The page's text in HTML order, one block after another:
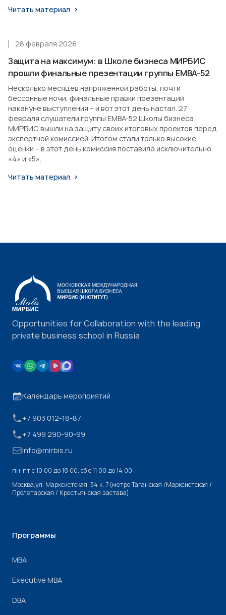
Читать материал
Защита на максимум: в Школе бизнеса МИРБИС
прошли финальные презентации группы EMBA-52
28 февраля 2026
Несколько месяцев напряженной работы, почти
бессонные ночи, финальные правки презентаций
накануне выступления – и вот этот день настал. 27
февраля слушатели группы EMBA-52 Школы бизнеса
МИРБИС вышли на защиту своих итоговых проектов перед
экспертной комиссией. Итогом стали только высокие
оценки – в этот день комиссия поставила исключительно
«4» и «5».
Читать материал
Opportunities for Collaboration with the leading
private business school in Russia
Календарь мероприятий
+7 903 012-18-87
+7 499 290-90-99
info@mirbis.ru
пн-пт с 10:00 до 18:00, cб с 11:00 до 14:00
Москва,ул. Марксистская, 34 к. 7 (метро Таганская /Марксистская /
Пролетарская / Крестьянская застава)
Программы
МВА
Executive MBA
DBA